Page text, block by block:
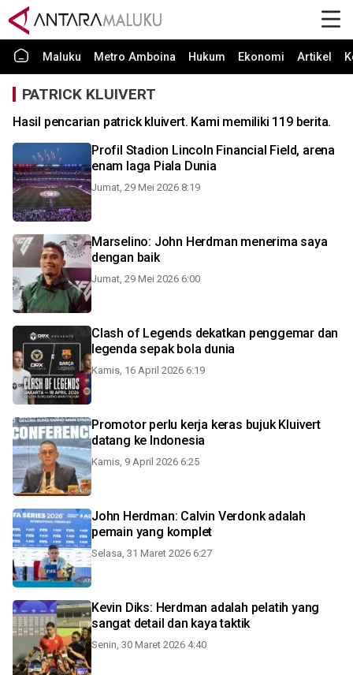
Maluku Metro Amboina Hukum Ekonomi Artikel
PATRICK KLUIVERT
Hasil pencarian patrick kluivert. Kami memiliki 119 berita.
Profil Stadion Lincoln Financial Field, arena
enam laga Piala Dunia
Jumat, 29 Mei 2026 8:19
Marselino: John Herdman menerima saya
dengan baik
Jumat, 29 Mei 2026 6:00
Clash of Legends dekatkan penggemar dan
legenda sepak bola dunia
Kamis, 16 April 2026 6:19
Promotor perlu kerja keras bujuk Kluivert
datang ke Indonesia
Kamis, 9 April 2026 6:25
John Herdman: Calvin Verdonk adalah
pemain yang komplet
Selasa, 31 Maret 2026 6:27
Kevin Diks: Herdman adalah pelatih yang
sangat detail dan kaya taktik
Senin, 30 Maret 2026 4:40